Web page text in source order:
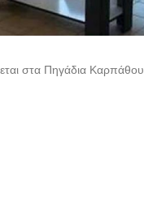
στα Πηγάδια Καρπάθου.